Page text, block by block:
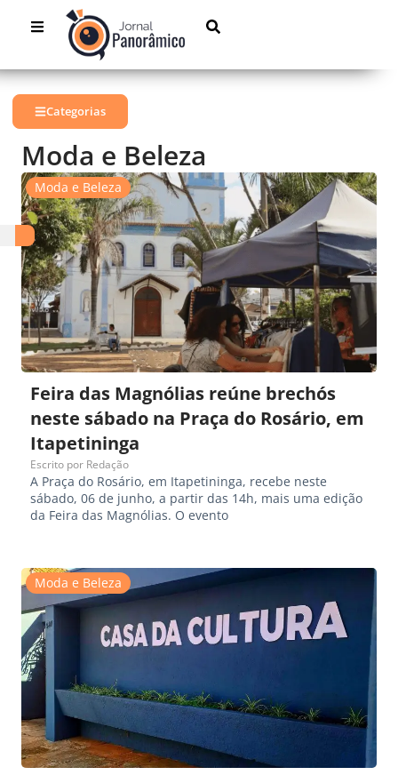
Categorias
Moda e Beleza
Moda e Beleza
Feira das Magnólias reúne brechós
neste sábado na Praça do Rosário, em
Itapetininga
Escrito por Redação
A Praça do Rosário, em Itapetininga, recebe neste
sábado, 06 de junho, a partir das 14h, mais uma edição
da Feira das Magnólias. O evento
Moda e Beleza